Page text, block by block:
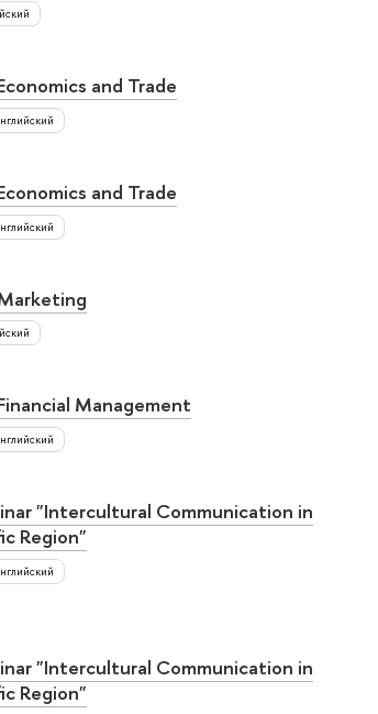
and Trade
and Trade
Management
"Intercultural Communication in
Region"
"Intercultural Communication in
Region"